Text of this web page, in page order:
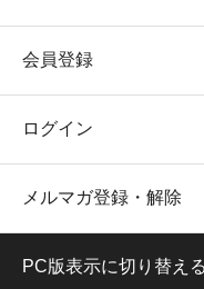
会員登録
ログイン
メルマガ登録・解除
PC版表示に切り替える